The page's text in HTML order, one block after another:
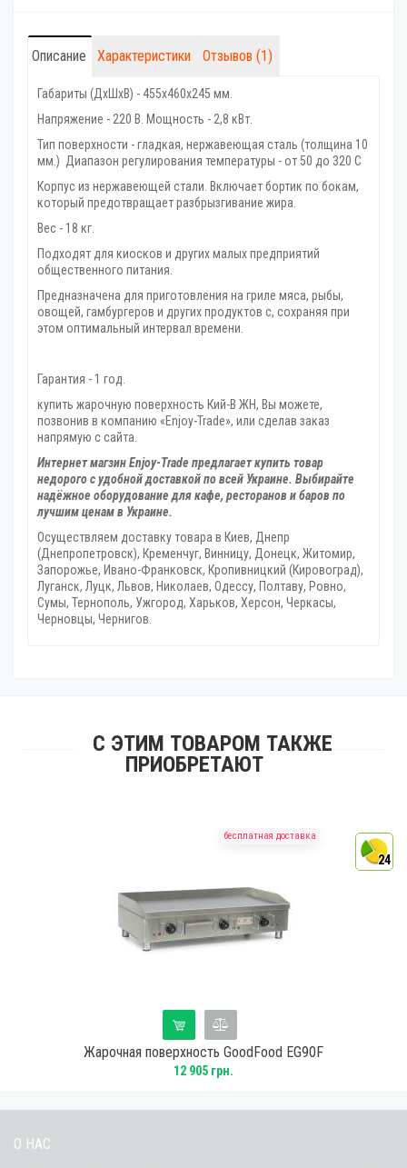
Описание Характеристики Отзывов (1)
Габариты (ДхШхВ) - 455x460x245 мм.
Напряжение - 220 В. Мощность - 2,8 кВт.
Тип поверхности - гладкая, нержавеющая сталь (толщина 10
мм.) Диапазон регулирования температуры - от 50 до 320 С
Корпус из нержавеющей стали. Включает бортик по бокам,
который предотвращает разбрызгивание жира.
Вес - 18 кг.
Подходят для киосков и других малых предприятий
общественного питания.
Предназначена для приготовления на гриле мяса, рыбы,
овощей, гамбургеров и других продуктов с, сохраняя при
этом оптимальный интервал времени.
Гарантия - 1 год.
купить жарочную поверхность Кий-В ЖН, Вы можете,
позвонив в компанию «Enjoy-Trade», или сделав заказ
напрямую с сайта.
Интернет магзин Enjoy-Trade предлагает купить товар
недорого с удобной доставкой по всей Украине. Выбирайте
надёжное оборудование для кафе, ресторанов и баров по
лучшим ценам в Украине.
Осуществляем доставку товара в Киев, Днепр
(Днепропетровск), Кременчуг, Винницу, Донецк‎, Житомир,
Запорожье, Ивано-Франковск, Кропивницкий‎ (Кировоград),
Луганск, Луцк, Львов, Николаев, Одессу, Полтаву, Ровно,
Сумы, Тернополь, Ужгород‎, Харьков, Херсон‎, Черкасы,
Черновцы, Чернигов.
С ЭТИМ ТОВАРОМ ТАКЖЕ
ПРИОБРЕТАЮТ
бесплатная доставка
24
Жарочная поверхность GoodFood EG90F
12 905 грн.
О НАС